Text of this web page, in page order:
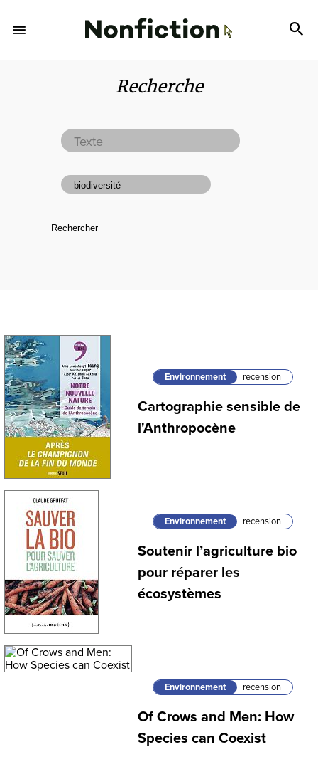
Recherche
Environnement recension
Cartographie sensible de
l'Anthropocène
Environnement recension
Soutenir l’agriculture bio
pour réparer les
écosystèmes
Environnement recension
Of Crows and Men: How
Species can Coexist